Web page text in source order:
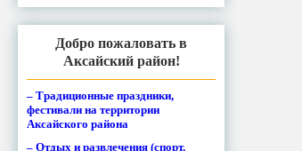
Добро пожаловать в
Аксайский район!
– Традиционные праздники,
фестивали на территории
Аксайского района
– Отдых и развлечения (спорт,